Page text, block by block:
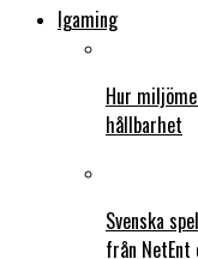
Igaming
Hur
hållbarhet
Svenska
från NetEnt